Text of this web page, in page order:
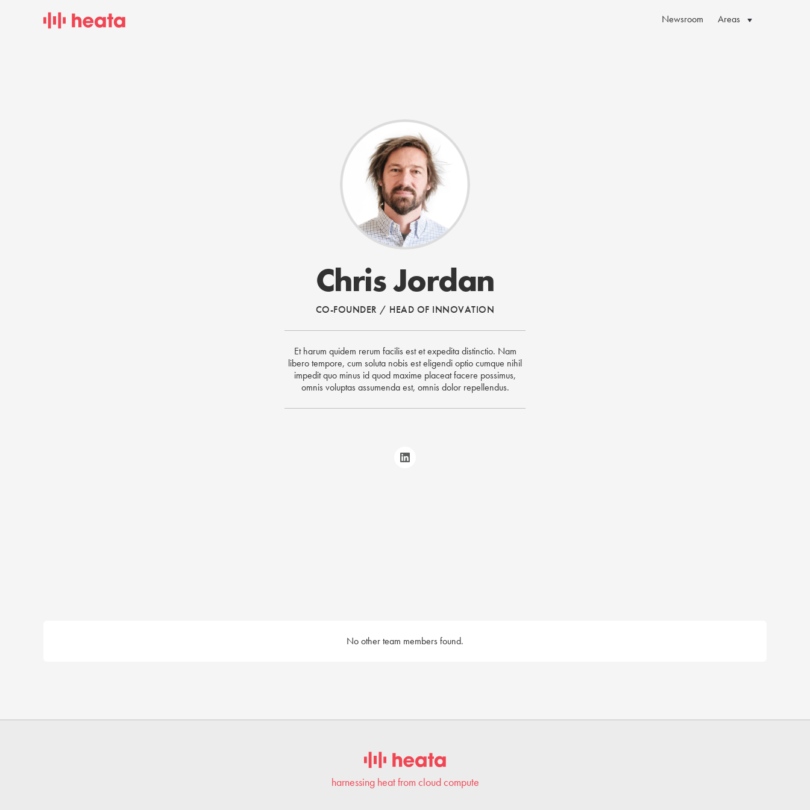
Newsroom Areas
Chris Jordan
CO-FOUNDER / HEAD OF INNOVATION
Et harum quidem rerum facilis est et expedita distinctio. Nam
libero tempore, cum soluta nobis est eligendi optio cumque nihil
impedit quo minus id quod maxime placeat facere possimus,
omnis voluptas assumenda est, omnis dolor repellendus.
No other team members found.
harnessing heat from cloud compute